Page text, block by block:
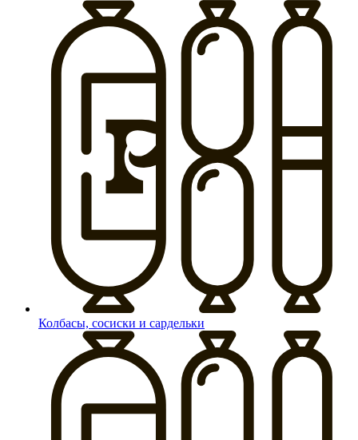
Колбасы, сосиски и сардельки